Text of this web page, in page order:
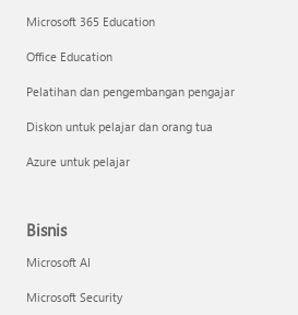
Microsoft 365 Education
Office Education
Pelatihan dan pengembangan pengajar
Diskon untuk pelajar dan orang tua
Azure untuk pelajar
Bisnis
Microsoft AI
Microsoft Security